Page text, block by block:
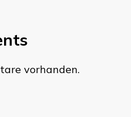
vorhanden.